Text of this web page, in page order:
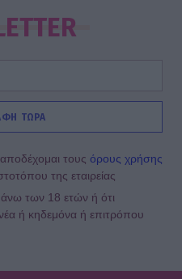
τι
ΤΩΡΑ
τους όρους χρήσης
της εταιρείας
των 18 ετών ή ότι
ή κηδεμόνα ή επιτρόπου